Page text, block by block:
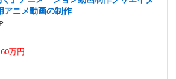
ニメ動画の制作
万円